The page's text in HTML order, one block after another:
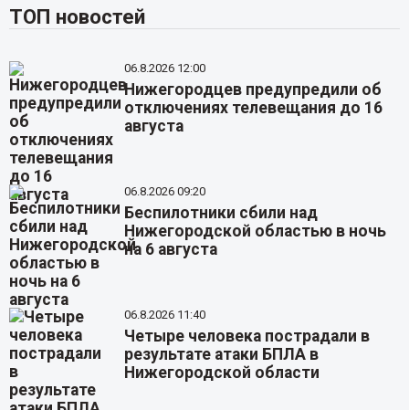
ТОП новостей
06.8.2026 12:00
Нижегородцев предупредили об
отключениях телевещания до 16
августа
06.8.2026 09:20
Беспилотники сбили над
Нижегородской областью в ночь
на 6 августа
06.8.2026 11:40
Четыре человека пострадали в
результате атаки БПЛА в
Нижегородской области